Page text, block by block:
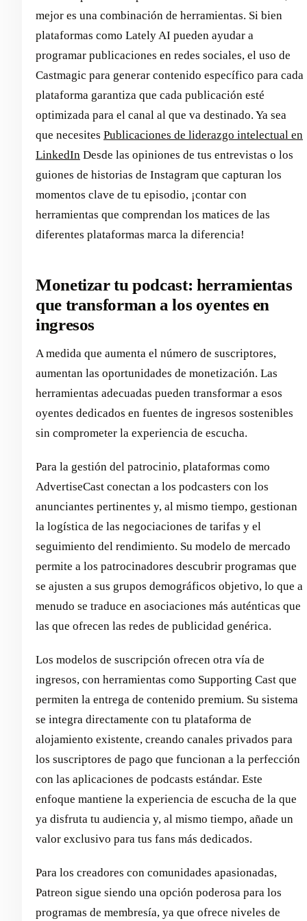
mejor es una combinación de herramientas. Si bien
plataformas como Lately AI pueden ayudar a
programar publicaciones en redes sociales, el uso de
Castmagic para generar contenido específico para cada
plataforma garantiza que cada publicación esté
optimizada para el canal al que va destinado. Ya sea
que necesites Publicaciones de liderazgo intelectual en
LinkedIn Desde las opiniones de tus entrevistas o los
guiones de historias de Instagram que capturan los
momentos clave de tu episodio, ¡contar con
herramientas que comprendan los matices de las
diferentes plataformas marca la diferencia!
Monetizar tu podcast: herramientas
que transforman a los oyentes en
ingresos
A medida que aumenta el número de suscriptores,
aumentan las oportunidades de monetización. Las
herramientas adecuadas pueden transformar a esos
oyentes dedicados en fuentes de ingresos sostenibles
sin comprometer la experiencia de escucha.
Para la gestión del patrocinio, plataformas como
AdvertiseCast conectan a los podcasters con los
anunciantes pertinentes y, al mismo tiempo, gestionan
la logística de las negociaciones de tarifas y el
seguimiento del rendimiento. Su modelo de mercado
permite a los patrocinadores descubrir programas que
se ajusten a sus grupos demográficos objetivo, lo que a
menudo se traduce en asociaciones más auténticas que
las que ofrecen las redes de publicidad genérica.
Los modelos de suscripción ofrecen otra vía de
ingresos, con herramientas como Supporting Cast que
permiten la entrega de contenido premium. Su sistema
se integra directamente con tu plataforma de
alojamiento existente, creando canales privados para
los suscriptores de pago que funcionan a la perfección
con las aplicaciones de podcasts estándar. Este
enfoque mantiene la experiencia de escucha de la que
ya disfruta tu audiencia y, al mismo tiempo, añade un
valor exclusivo para tus fans más dedicados.
Para los creadores con comunidades apasionadas,
Patreon sigue siendo una opción poderosa para los
programas de membresía, ya que ofrece niveles de